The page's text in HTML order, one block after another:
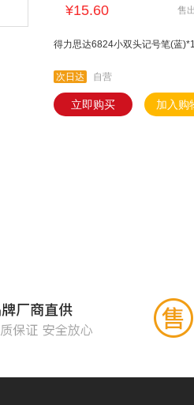
¥15.60 售
得力思达6824小双头记号笔(蓝
次日达 自营
立即购买 加入购